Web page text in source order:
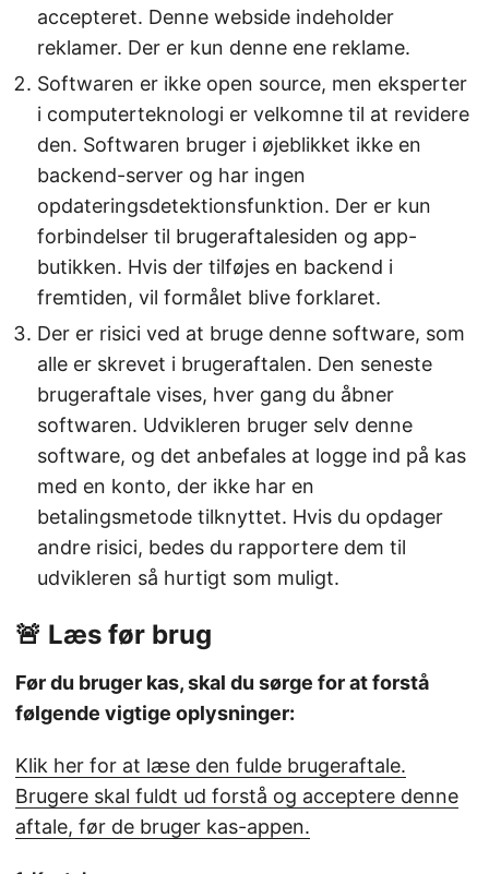
accepteret. Denne webside indeholder
reklamer. Der er kun denne ene reklame.
Softwaren er ikke open source, men eksperter
i computerteknologi er velkomne til at revidere
den. Softwaren bruger i øjeblikket ikke en
backend-server og har ingen
opdateringsdetektionsfunktion. Der er kun
forbindelser til brugeraftalesiden og app-
butikken. Hvis der tilføjes en backend i
fremtiden, vil formålet blive forklaret.
Der er risici ved at bruge denne software, som
alle er skrevet i brugeraftalen. Den seneste
brugeraftale vises, hver gang du åbner
softwaren. Udvikleren bruger selv denne
software, og det anbefales at logge ind på kas
med en konto, der ikke har en
betalingsmetode tilknyttet. Hvis du opdager
andre risici, bedes du rapportere dem til
udvikleren så hurtigt som muligt.
🚨 Læs før brug
Før du bruger kas, skal du sørge for at forstå
følgende vigtige oplysninger:
Klik her for at læse den fulde brugeraftale.
Brugere skal fuldt ud forstå og acceptere denne
aftale, før de bruger kas-appen.